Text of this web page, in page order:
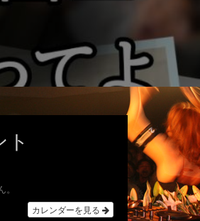
カレンダーを見る